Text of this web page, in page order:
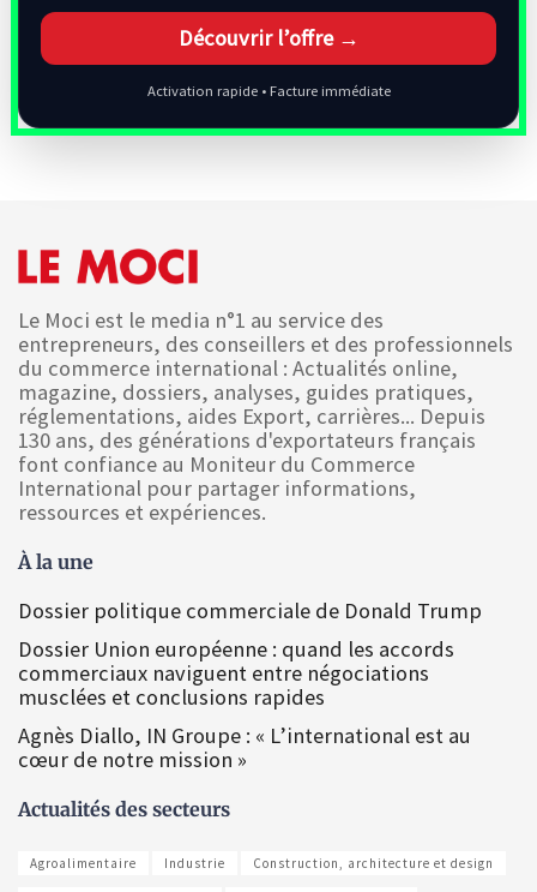
Découvrir l’offre →
Activation rapide • Facture immédiate
Le Moci est le media n°1 au service des
entrepreneurs, des conseillers et des professionnels
du commerce international : Actualités online,
magazine, dossiers, analyses, guides pratiques,
réglementations, aides Export, carrières... Depuis
130 ans, des générations d'exportateurs français
font confiance au Moniteur du Commerce
International pour partager informations,
ressources et expériences.
À la une
Dossier politique commerciale de Donald Trump
Dossier Union européenne : quand les accords
commerciaux naviguent entre négociations
musclées et conclusions rapides
Agnès Diallo, IN Groupe : « L’international est au
cœur de notre mission »
Actualités des secteurs
Agroalimentaire Industrie Construction, architecture et design